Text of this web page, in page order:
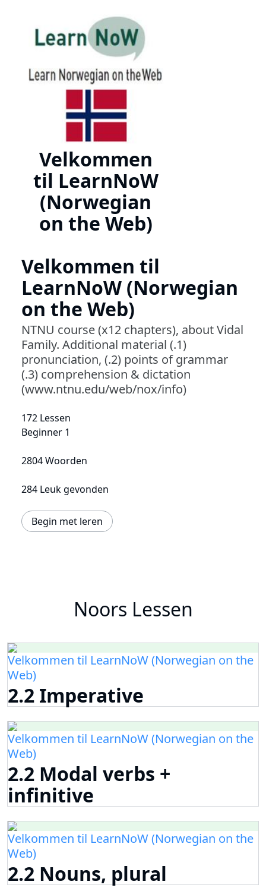
Velkommen
til LearnNoW
(Norwegian
on the Web)
Velkommen til
LearnNoW (Norwegian
on the Web)
NTNU course (x12 chapters), about Vidal
Family. Additional material (.1)
pronunciation, (.2) points of grammar
(.3) comprehension & dictation
(www.ntnu.edu/web/nox/info)
172 Lessen
Beginner 1
2804 Woorden
284 Leuk gevonden
Begin met leren
Noors Lessen
Velkommen til LearnNoW (Norwegian on the
Web)
2.2 Imperative
Velkommen til LearnNoW (Norwegian on the
Web)
2.2 Modal verbs +
infinitive
Velkommen til LearnNoW (Norwegian on the
Web)
2.2 Nouns, plural